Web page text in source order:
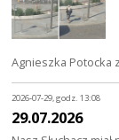
Agnieszka Potocka
2026-07-29, godz. 13:08
29.07.2026